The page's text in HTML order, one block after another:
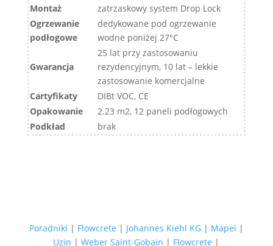
Montaż
zatrzaskowy system Drop Lock
Ogrzewanie
podłogowe
dedykowane pod ogrzewanie
wodne poniżej 27°C
Gwarancja
25 lat przy zastosowaniu
rezydencyjnym, 10 lat – lekkie
zastosowanie komercjalne
Cartyfikaty
DIBt VOC, CE
Opakowanie
2.23 m2, 12 paneli podłogowych
Podkład
brak
Poradniki | Flowcrete | Johannes Kiehl KG| Mapei |
Uzin |Weber Saint-Gobain | Flowcrete |